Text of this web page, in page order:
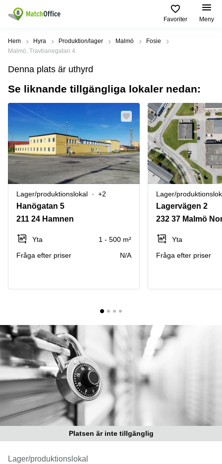
Favoriter Meny
Hyra / hyra ut
Kategorier
Kontor
Kontorshotell
Coworking
Lagerlokaler
Industrilokaler
Butikslokaler
Verkstad
Mötesrum
kontor
Populära
Städer
Stockholm
Göteborg
Uppsala
Norrköping
Östermalm
Skåne
Vasastan
Populära
sökningar
Kontorshotell
Stockholm
Hyra lokal
Kontorshotell
Göteborg
Coworking
Stockholm
Kontorshotell
Malmö
Coworking
Malmö
Lediga
lokaler
Hägersten
Hjälp
Om oss
Bli hyresvärd
Pris
Hem Hyra Produktion/lager Malmö
Fosie
Malmö, Travbanegatan 4
Denna plats är uthyrd
Se liknande tillgängliga lokaler nedan:
Lager/produktionslokal +2
Hanögatan 5
211 24 Hamnen
Yta
1 - 500 m²
Fråga efter priser
N/A
Lager/
Lagervägen 2
232 37 Malmö
Yta
Fråga efter priser
Platsen är inte tillgänglig
Lager/produktionslokal